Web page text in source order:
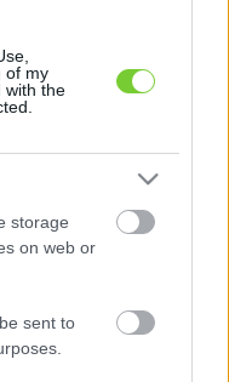
of my
with the
storage
on web or
sent to
6
3
6
3